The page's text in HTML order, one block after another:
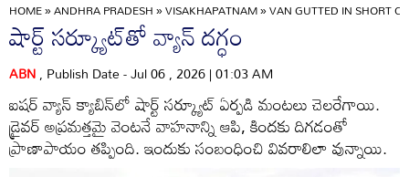
HOME»ANDHRA PRADESH»VISAKHAPATNAM»VAN GUTTED IN SHORT
షార్ట్‌ సర్క్యూట్‌తో వ్యాన్‌ దగ్ధం
ABN, Publish Date - Jul 06 , 2026 | 01:03 AM
ఐషర్‌ వ్యాన్‌ క్యాబిన్‌లో షార్ట్‌ సర్క్యూట్‌ ఏర్పడి మంటలు చెలరేగాయి.
డ్రైవర్‌ అప్రమత్తమై వెంటనే వాహనాన్ని ఆపి, కిందకు దిగడంతో
ప్రాణాపాయం తప్పింది. ఇందుకు సంబంధించి వివరాలిలా వున్నాయి.